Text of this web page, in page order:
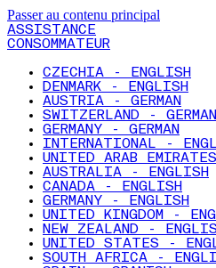
Passer au contenu principal
ASSISTANCE
CONSOMMATEUR
CZECHIA - ENGLISH
DENMARK - ENGLISH
AUSTRIA - GERMAN
SWITZERLAND - GERMAN
GERMANY - GERMAN
INTERNATIONAL -
UNITED ARAB
AUSTRALIA - ENGLISH
CANADA - ENGLISH
GERMANY - ENGLISH
UNITED KINGDOM -
NEW ZEALAND -
UNITED STATES -
SOUTH AFRICA -